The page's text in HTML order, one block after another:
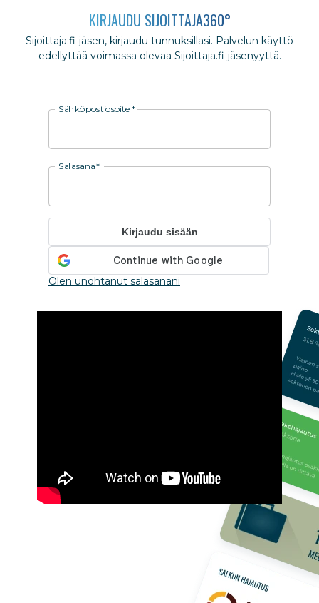
KIRJAUDU SIJOITTAJA360°
Sijoittaja.fi-jäsen, kirjaudu tunnuksillasi. Palvelun käyttö
edellyttää voimassa olevaa Sijoittaja.fi-jäsenyyttä.
Sähköpostiosoite *
Salasana*
Kirjaudu sisään
Olen unohtanut salasanani